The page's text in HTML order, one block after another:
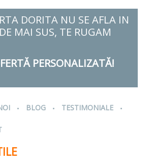
DORITA NU SE AFLA IN
MAI SUS, TE RUGAM
PERSONALIZATĂ!
. BLOG . TESTIMONIALE .